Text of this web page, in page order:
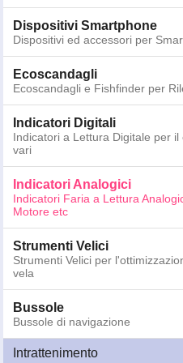
126-0680 Faria SS White
GTIN13:
Binocoli
Binocoli Marini per la nautica
Torce Emergenza
Torce di Emergenza e per la
Altri Segnalatori
SART, Sistemi MOB e Gas
Telecamere
Telecamere marine per
Antenne
Antenne Nautiche VHF, TV, WiFi,
Dispositivi Smartphone
Dispositivi ed accessori per
Ecoscandagli
Ecoscandagli e Fishfinder per
Indicatori Digitali
Indicatori a Lettura Digitale per
vari
Indicatori Analogici
Indicatori Faria a Lettura
Motore etc
Strumenti Velici
Strumenti Velici per
vela
Bussole
Bussole di navigazione
Intrattenimento